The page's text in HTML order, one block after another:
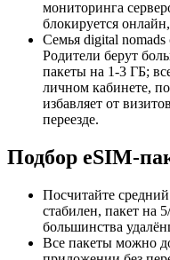
мониторинга
блокируется
Семья digital
Родители берут
пакеты на 1-3 ГБ;
личном кабинете,
избавляет от
переезде.
Подбор eSIM-
Посчитайте
стабилен, пакет на
большинства
Все пакеты можно